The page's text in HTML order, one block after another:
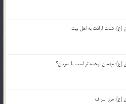
(ع): شدت ارادت به اهل بیت
(ع): مهمان ارجمندتر است یا میزبان؟
(ع): مرز اسراف